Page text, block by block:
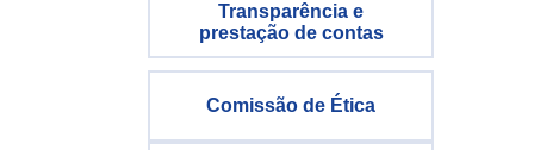
Transparência e
prestação de contas
Comissão de Ética